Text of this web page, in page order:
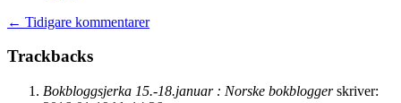
← Tidigare kommentarer
Trackbacks
Bokbloggsjerka 15.-18.januar : Norske bokblogger skriver: